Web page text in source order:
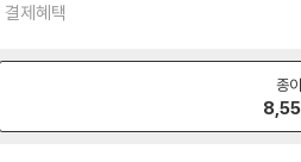
결제혜택
종